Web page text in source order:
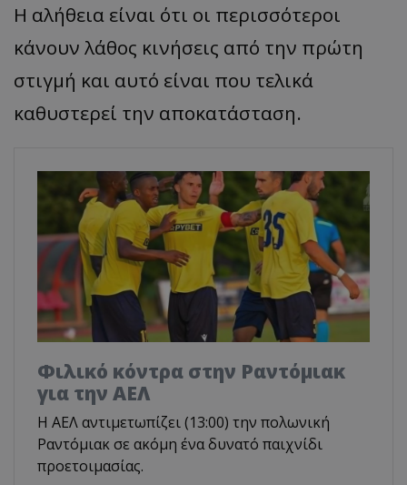
Η αλήθεια είναι ότι οι περισσότεροι
κάνουν λάθος κινήσεις από την πρώτη
στιγμή και αυτό είναι που τελικά
καθυστερεί την αποκατάσταση.
Φιλικό κόντρα στην Ραντόμιακ
για την ΑΕΛ
H ΑΕΛ αντιμετωπίζει (13:00) την πολωνική
Ραντόμιακ σε ακόμη ένα δυνατό παιχνίδι
προετοιμασίας.